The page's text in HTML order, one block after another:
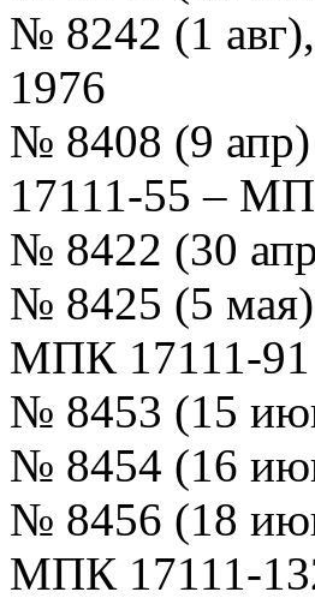
№ 8242 (1
1976
№ 8408 (9
17111-55 –
№ 8422 (30
№ 8425 (5
МПК 17111-
№ 8453 (15
№ 8454 (16
№ 8456 (18
МПК 17111-